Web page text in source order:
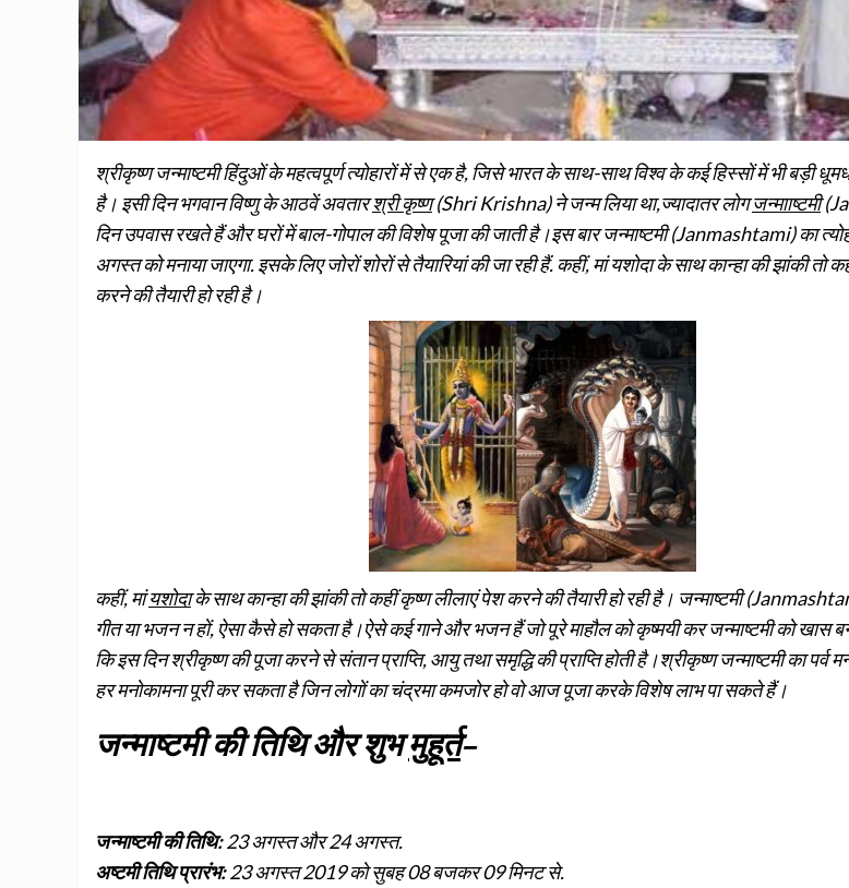
श्रीकृष्ण जन्माष्टमी हिंदुओं के महत्वपूर्ण त्योहारों में से एक है, जिसे भारत के साथ-साथ विश्व के कई हिस्सों में भी बड़ी
है। इसी दिन भगवान विष्णु के आठवें अवतारश्री कृष्ण(Shri Krishna) ने जन्म लिया था,ज्‍यादातर लोगजन्मााष्टमी
दिन उपवास रखते हैं और घरों में बाल-गोपाल की विशेष पूजा की जाती है।इस बार जन्माष्टमी (Janmashtami) का
अगस्त को मनाया जाएगा. इसके लिए जोरों शोरों से तैयारियां की जा रही हैं. कहीं, मां यशोदा के साथ कान्हा की झांकी तो
करने की तैयारी हो रही है।
कहीं, मांयशोदाके साथ कान्हा की झांकी तो कहीं कृष्ण लीलाएं पेश करने की तैयारी हो रही है। जन्माष्टमी
गीत या भजन न हों, ऐसा कैसे हो सकता है।ऐसे कई गाने और भजन हैं जो पूरे माहौल को कृष्‍मयी कर जन्‍माष्‍टमी को खास
कि इस दिन श्रीकृष्ण की पूजा करने से संतान प्राप्ति, आयु तथा समृद्धि की प्राप्ति होती है।श्रीकृष्ण जन्माष्टमी का पर्व
हर मनोकामना पूरी कर सकता है जिन लोगों का चंद्रमा कमजोर हो वो आज पूजा करके विशेष लाभ पा सकते हैं।
जन्‍माष्‍टमी की तिथि और शुभमुहूर्त–
जन्‍माष्‍टमी की तिथि:23 अगस्‍त और 24 अगस्‍त.
अष्‍टमी तिथि प्रारंभ:23 अगस्‍त 2019 को सुबह 08 बजकर 09 मिनट से.